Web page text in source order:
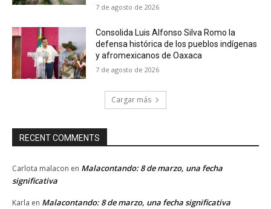
7 de agosto de 2026
Consolida Luis Alfonso Silva Romo la
defensa histórica de los pueblos indígenas
y afromexicanos de Oaxaca
7 de agosto de 2026
Cargar más
RECENT COMMENTS
Carlota malacon en Malacontando: 8 de marzo, una fecha
significativa
Karla en Malacontando: 8 de marzo, una fecha significativa